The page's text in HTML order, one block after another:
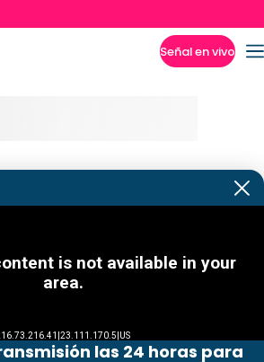
Señal en vivo
las 24 horas para